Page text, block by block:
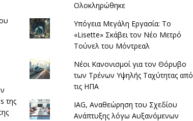
της
Ολοκληρώθηκε
Υπόγεια Μεγάλη Εργασία: Το
«Lisette» Σκάβει τον Νέο Μετρό
Τούνελ του Μόντρεαλ
Νέοι Κανονισμοί για τον Θόρυβο
των Τρένων Υψηλής Ταχύτητας από
τις ΗΠΑ
IAG, Αναθεώρηση του Σχεδίου
Ανάπτυξης λόγω Αυξανόμενων